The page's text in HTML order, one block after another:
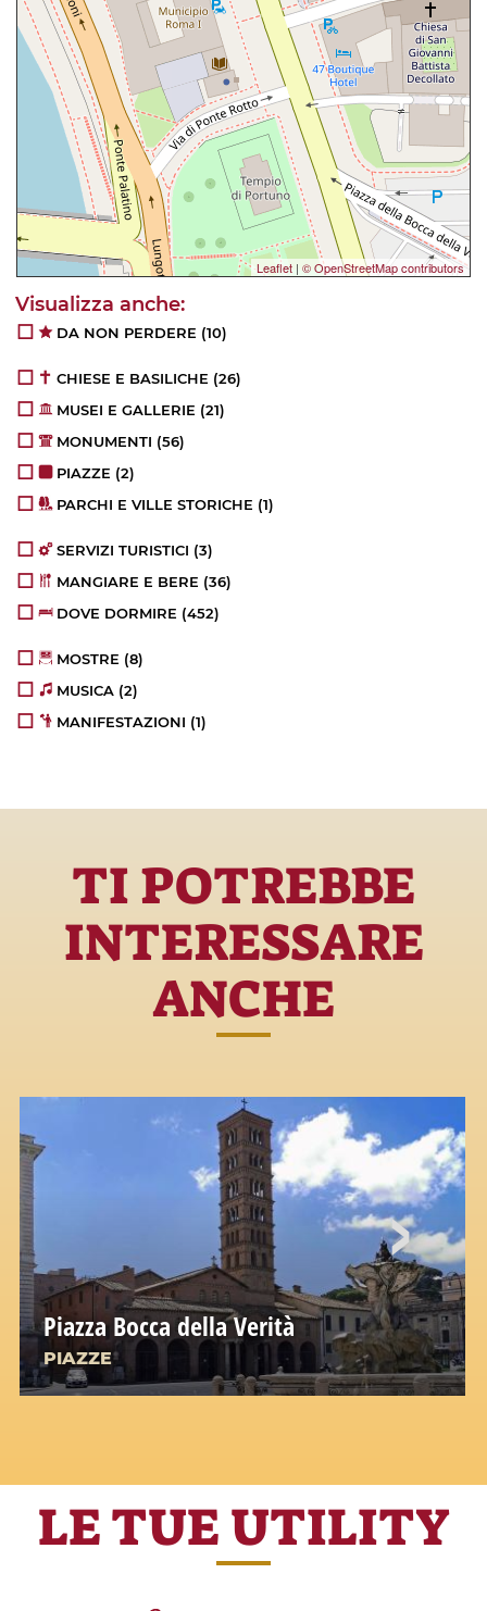
Leaflet | © OpenStreetMap contributors
DA NON PERDERE (10)
CHIESE E BASILICHE (26)
MUSEI E GALLERIE (21)
MONUMENTI (56)
PIAZZE (2)
PARCHI E VILLE STORICHE (1)
SERVIZI TURISTICI (3)
MANGIARE E BERE (36)
DOVE DORMIRE (452)
MOSTRE (8)
MUSICA (2)
MANIFESTAZIONI (1)
TI POTREBBE
INTERESSARE
ANCHE
Piazza Bocca della Verità
PIAZZE
LE TUE UTILITY